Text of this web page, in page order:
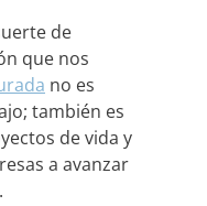
de
que nos
no es
también es
de vida y
a avanzar